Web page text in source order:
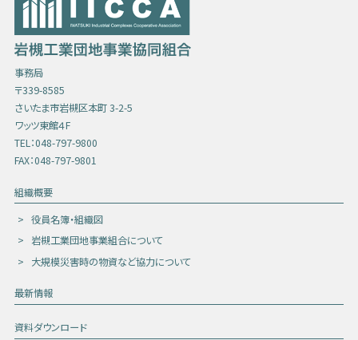
事務局
〒339-8585
さいたま市岩槻区本町 3-2-5
ワッツ東館４F
TEL：048-797-9800
FAX：048-797-9801
組織概要
役員名簿・組織図
岩槻工業団地事業組合について
大規模災害時の物資など協力について
最新情報
資料ダウンロード